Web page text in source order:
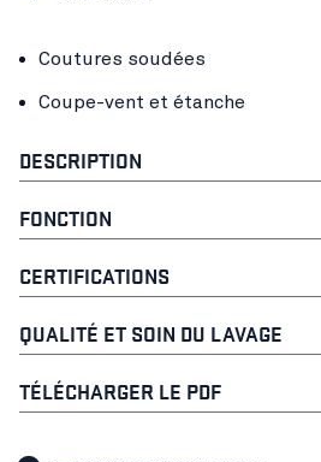
Coutures soudées
Coupe-vent et étanche
DESCRIPTION
FONCTION
CERTIFICATIONS
QUALITÉ ET SOIN DU LAVAGE
TÉLÉCHARGER LE PDF